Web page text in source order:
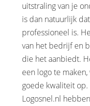
uitstraling van je
is dan natuurlijk
professioneel is.
van het bedrijf en
die het aanbiedt.
een logo te
goede kwaliteit
Logosnel.nl